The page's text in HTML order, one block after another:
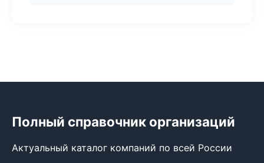
Полный справочник организаций
Актуальный каталог компаний по всей России